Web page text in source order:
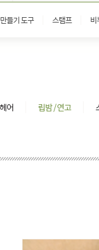
만들기 도구 스탬프 비
어 립밤 / 연고